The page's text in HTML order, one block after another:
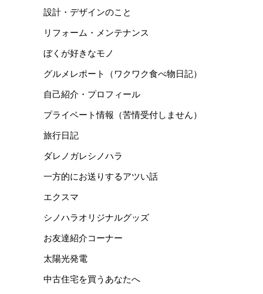
設計・デザインのこと
リフォーム・メンテナンス
ぼくが好きなモノ
グルメレポート（ワクワク食べ物日記）
自己紹介・プロフィール
プライベート情報（苦情受付しません）
旅行日記
ダレノガレシノハラ
一方的にお送りするアツい話
エクスマ
シノハラオリジナルグッズ
お友達紹介コーナー
太陽光発電
中古住宅を買うあなたへ